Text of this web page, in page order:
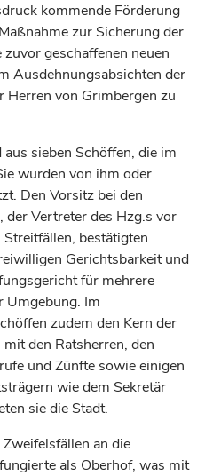
kommende Förderung
zur Sicherung der
geschaffenen neuen
Ausdehnungsabsichten der
Herren von Grimbergen zu
sieben Schöffen, die im
wurden von ihm oder
Den Vorsitz bei den
der Vertreter des Hzg.s vor
bestätigten
Gerichtsbarkeit und
für mehrere
Umgebung. Im
zudem den Kern der
den Ratsherren, den
und Zünfte sowie einigen
wie dem Sekretär
sie die Stadt.
an die
fungierte als Oberhof, was mit